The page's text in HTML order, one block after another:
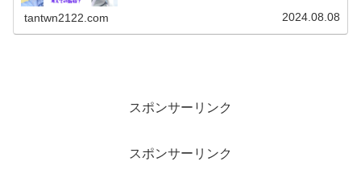
tantwn2122.com 2024.08.08
スポンサーリンク
スポンサーリンク